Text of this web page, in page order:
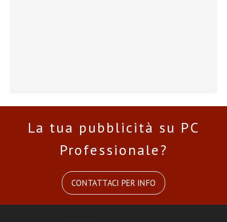
La tua pubblicità su PC
Professionale?
CONTATTACI PER INFO